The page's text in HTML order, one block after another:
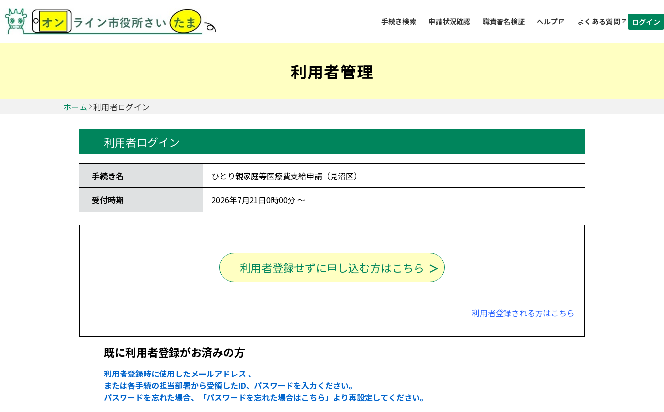
手続き検索 申請状況確認 職責署名検証 ヘルプ よくある質問 ログイン
利用者管理
ホーム 利用者ログイン
利用者ログイン
手続き名 ひとり親家庭等医療費支給申請（見沼区）
受付時期 2026年7月21日0時00分 ～
利用者登録せずに申し込む方はこちら
利用者登録される方はこちら
既に利用者登録がお済みの方
利用者登録時に使用したメールアドレス 、
または各手続の担当部署から受領したID、パスワードを入力ください。
パスワードを忘れた場合、「パスワードを忘れた場合はこちら」より再設定してください。